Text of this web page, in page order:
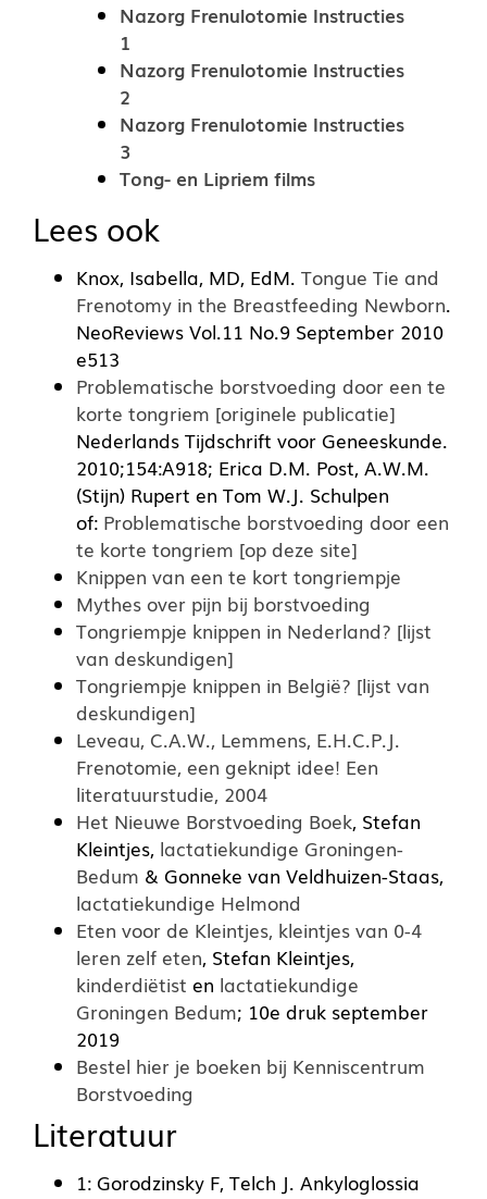
Nazorg Frenulotomie Instructies
1
Nazorg Frenulotomie Instructies
2
Nazorg Frenulotomie Instructies
3
Tong- en Lipriem films
Lees ook
Knox, Isabella, MD, EdM. Tongue Tie and
Frenotomy in the Breastfeeding Newborn.
NeoReviews Vol.11 No.9 September 2010
e513
Problematische borstvoeding door een te
korte tongriem [originele publicatie]
Nederlands Tijdschrift voor Geneeskunde.
2010;154:A918; Erica D.M. Post, A.W.M.
(Stijn) Rupert en Tom W.J. Schulpen
of: Problematische borstvoeding door een
te korte tongriem [op deze site]
Knippen van een te kort tongriempje
Mythes over pijn bij borstvoeding
Tongriempje knippen in Nederland? [lijst
van deskundigen]
Tongriempje knippen in België? [lijst van
deskundigen]
Leveau, C.A.W., Lemmens, E.H.C.P.J.
Frenotomie, een geknipt idee! Een
literatuurstudie, 2004
Het Nieuwe Borstvoeding Boek, Stefan
Kleintjes, lactatiekundige Groningen-
Bedum & Gonneke van Veldhuizen-Staas,
lactatiekundige Helmond
Eten voor de Kleintjes, kleintjes van 0-4
leren zelf eten, Stefan Kleintjes,
kinderdiëtist en lactatiekundige
Groningen Bedum; 10e druk september
2019
Bestel hier je boeken bij Kenniscentrum
Borstvoeding
Literatuur
1: Gorodzinsky F, Telch J. Ankyloglossia